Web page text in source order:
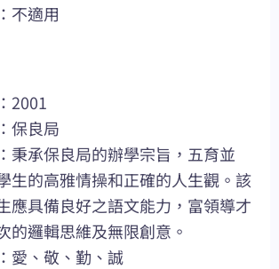
不適用
2001
保良局
秉承保良局的辦學宗旨，五育並
生的高雅情操和正確的人生觀。該
應具備良好之語文能力，富領導才
的邏輯思維及無限創意。
愛、敬、勤、誠